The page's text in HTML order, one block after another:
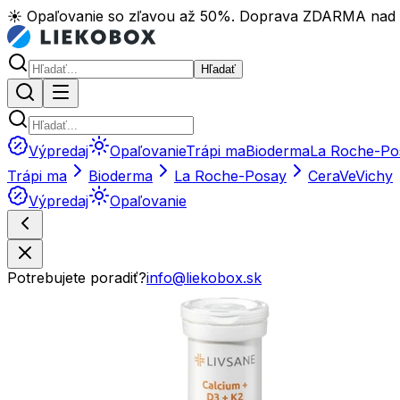
☀️ Opaľovanie so zľavou až 50%. Doprava ZDARMA
Hľadať
Výpredaj OpaľovanieTrápi maBiodermaLa Roche-
Trápi ma
Bioderma La Roche-Posay CeraVeVichy
Výpredaj
Opaľovanie
Potrebujete poradiť?info@liekobox.sk